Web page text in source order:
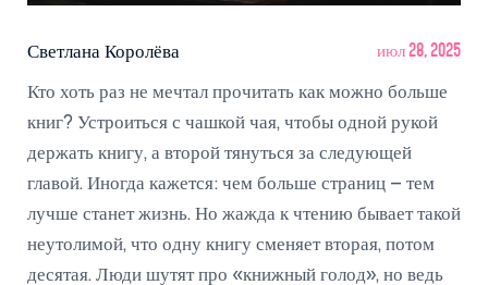
Светлана Королёва июл 28, 2025
Кто хоть раз не мечтал прочитать как можно больше
книг? Устроиться с чашкой чая, чтобы одной рукой
держать книгу, а второй тянуться за следующей
главой. Иногда кажется: чем больше страниц – тем
лучше станет жизнь. Но жажда к чтению бывает такой
неутолимой, что одну книгу сменяет вторая, потом
десятая. Люди шутят про «книжный голод», но ведь